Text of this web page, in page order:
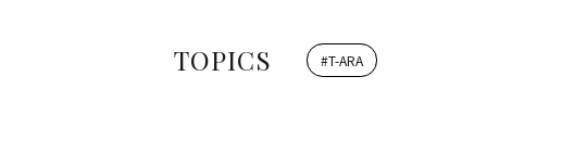
TOPICS #T-ARA